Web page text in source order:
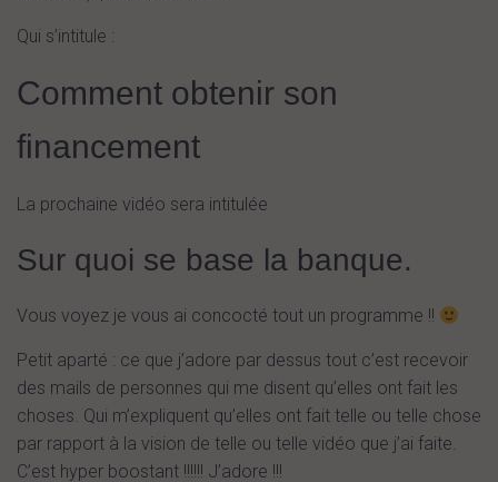
Qui s’intitule :
Comment obtenir son
financement
La prochaine vidéo sera intitulée
Sur quoi se base la banque.
Vous voyez je vous ai concocté tout un programme !!
Petit aparté : ce que j’adore par dessus tout c’est recevoir
des mails de personnes qui me disent qu’elles ont fait les
choses. Qui m’expliquent qu’elles ont fait telle ou telle chose
par rapport à la vision de telle ou telle vidéo que j’ai faite.
C’est hyper boostant !!!!!! J’adore !!!